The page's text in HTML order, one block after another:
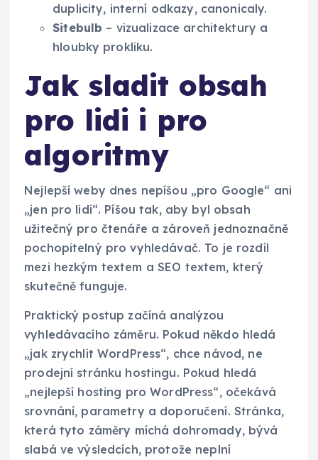
duplicity, interní odkazy, canonicaly.
Sitebulb – vizualizace architektury a
hloubky prokliku.
Jak sladit obsah
pro lidi i pro
algoritmy
Nejlepší weby dnes nepíšou „pro Google“ ani
„jen pro lidi“. Píšou tak, aby byl obsah
užitečný pro čtenáře a zároveň jednoznačně
pochopitelný pro vyhledávač. To je rozdíl
mezi hezkým textem a SEO textem, který
skutečně funguje.
Praktický postup začíná analýzou
vyhledávacího záměru. Pokud někdo hledá
„jak zrychlit WordPress“, chce návod, ne
prodejní stránku hostingu. Pokud hledá
„nejlepší hosting pro WordPress“, očekává
srovnání, parametry a doporučení. Stránka,
která tyto záměry míchá dohromady, bývá
slabá ve výsledcích, protože neplní